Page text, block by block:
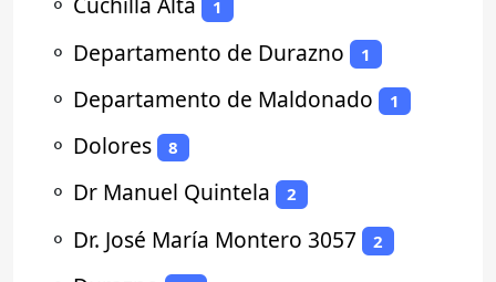
1
⚬ Departamento de Durazno 1
⚬ Departamento de Maldonado 1
⚬ Dolores 8
⚬ Dr Manuel Quintela 2
⚬ Dr. José María Montero 3057 2